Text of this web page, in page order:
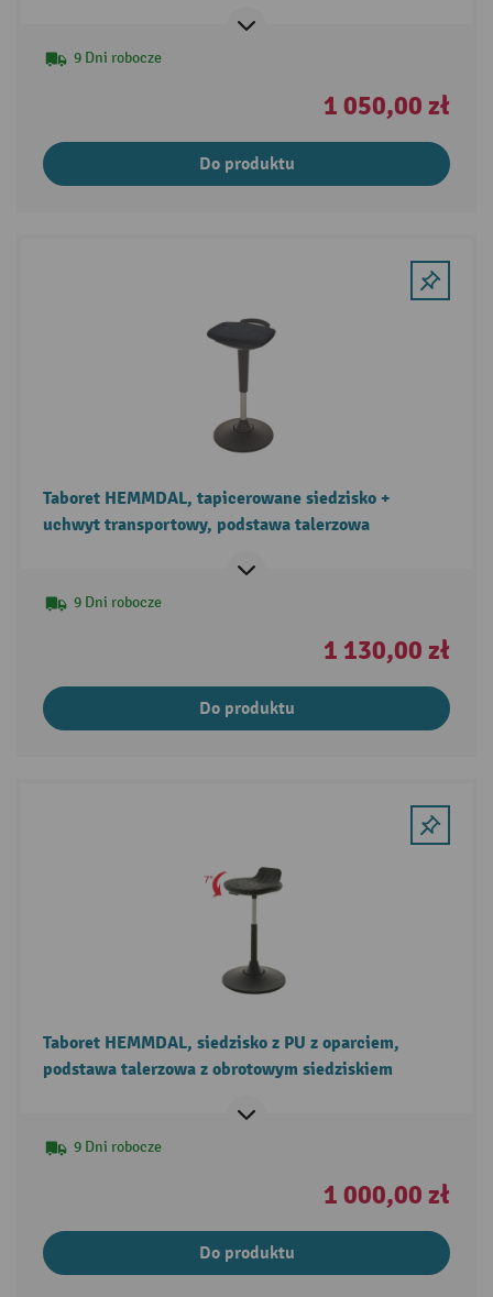
9 Dni robocze
1 050,00 zł
Do produktu
Taboret HEMMDAL, tapicerowane siedzisko +
uchwyt transportowy, podstawa talerzowa
9 Dni robocze
1 130,00 zł
Do produktu
Taboret HEMMDAL, siedzisko z PU z oparciem,
podstawa talerzowa z obrotowym siedziskiem
9 Dni robocze
1 000,00 zł
Do produktu